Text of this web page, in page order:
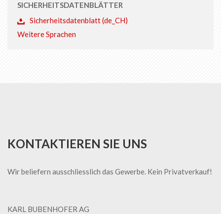
SICHERHEITSDATENBLÄTTER
Sicherheitsdatenblatt (de_CH)
Weitere Sprachen
KONTAKTIEREN SIE UNS
Wir beliefern ausschliesslich das Gewerbe. Kein Privatverkauf!
KARL BUBENHOFER AG